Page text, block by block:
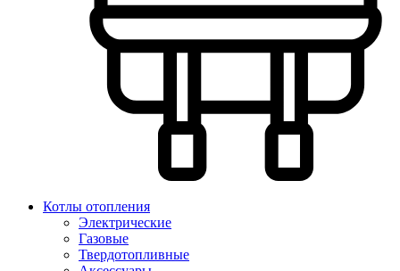
Котлы отопления
Электрические
Газовые
Твердотопливные